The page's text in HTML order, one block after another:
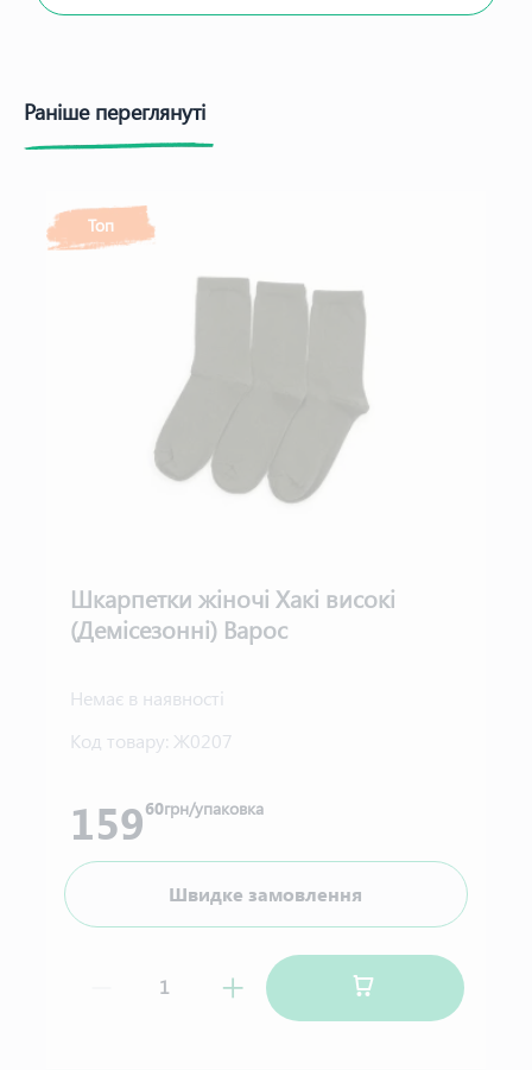
Раніше переглянуті
Топ
Шкарпетки жіночі Хакі високі
(Демісезонні) Варос
Немає в наявності
Код товару: Ж0207
15960грн/упаковка
Швидке замовлення